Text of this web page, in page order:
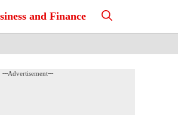
and Finance
---Advertisement---